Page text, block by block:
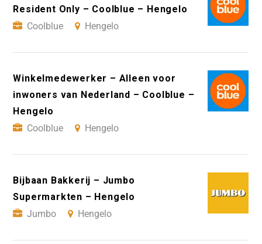
Resident Only – Coolblue – Hengelo
Coolblue
Hengelo
Winkelmedewerker – Alleen voor
inwoners van Nederland – Coolblue –
Hengelo
Coolblue
Hengelo
Bijbaan Bakkerij – Jumbo
Supermarkten – Hengelo
Jumbo
Hengelo